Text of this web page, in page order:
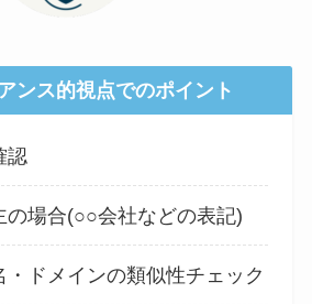
ンス的視点でのポイント
認
の場合(○○会社などの表記)
・ドメインの類似性チェック